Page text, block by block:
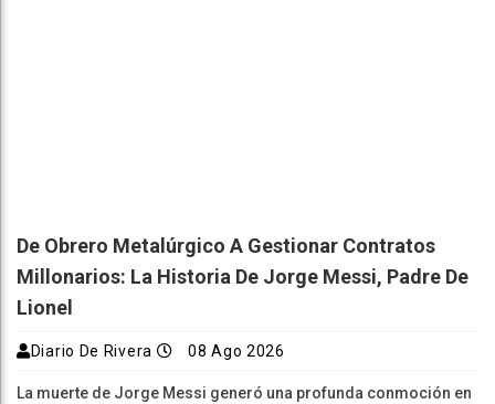
De Obrero Metalúrgico A Gestionar Contratos
Millonarios: La Historia De Jorge Messi, Padre De
Lionel
Diario De Rivera 08 Ago 2026
La muerte de Jorge Messi generó una profunda conmoción en